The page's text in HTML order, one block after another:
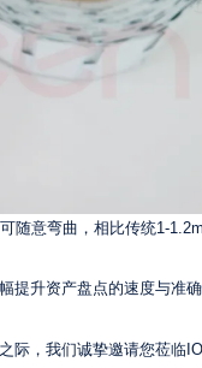
意弯曲，相比传统1-
提升资产盘点的速度与准确
际，我们诚挚邀请您莅临